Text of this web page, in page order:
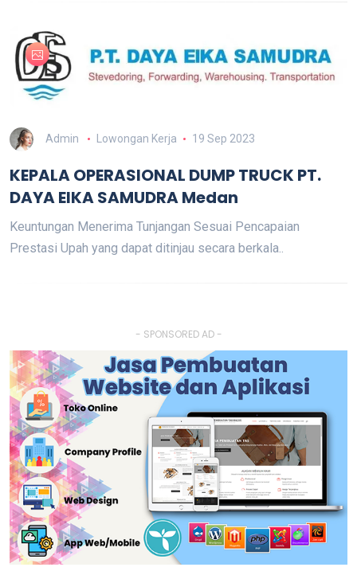
Admin Lowongan Kerja 19 Sep 2023
KEPALA OPERASIONAL DUMP TRUCK PT.
DAYA EIKA SAMUDRA Medan
Keuntungan Menerima Tunjangan Sesuai Pencapaian
Prestasi Upah yang dapat ditinjau secara berkala..
- SPONSORED AD -